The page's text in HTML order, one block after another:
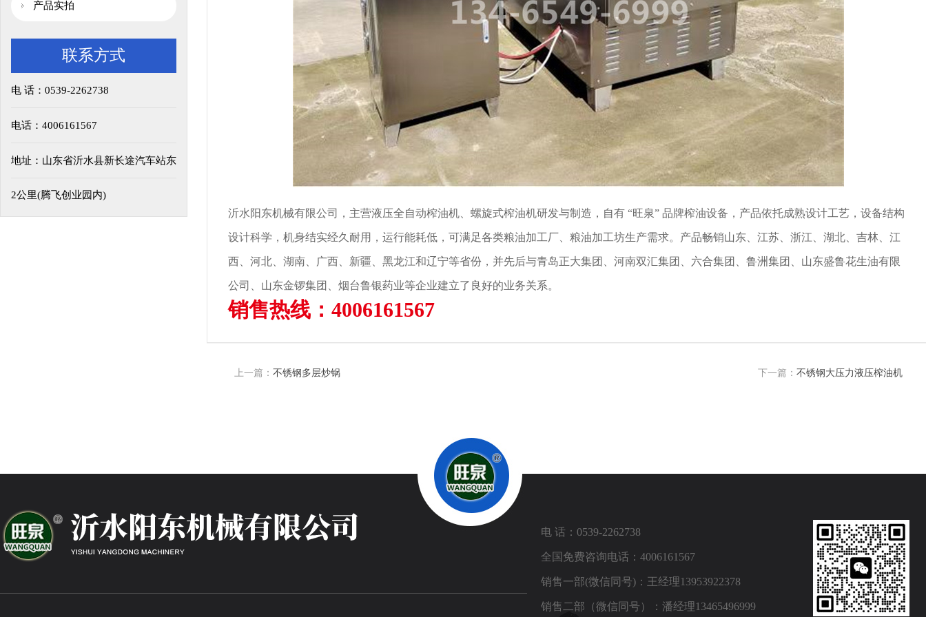
产品实拍
联系方式
电 话：0539-2262738
电话：4006161567
地址：山东省沂水县新长途汽车站东
2公里(腾飞创业园内)
沂水阳东机械有限公司，主营液压全自动榨油机、螺旋式榨油机研发与制造，自有 “旺泉” 品牌榨油设备，产品依托成熟设计工艺，设备结构
设计科学，机身结实经久耐用，运行能耗低，可满足各类粮油加工厂、粮油加工坊生产需求。产品畅销山东、江苏、浙江、湖北、吉林、江
西、河北、湖南、广西、新疆、黑龙江和辽宁等省份，并先后与青岛正大集团、河南双汇集团、六合集团、鲁洲集团、山东盛鲁花生油有限
公司、山东金锣集团、烟台鲁银药业等企业建立了良好的业务关系。
销售热线：4006161567
上一篇： 不锈钢多层炒锅 下一篇： 不锈钢大压力液压榨油机
电 话：0539-2262738
全国免费咨询电话：4006161567
销售一部(微信同号)：王经理13953922378
销售二部（微信同号）：潘经理13465496999